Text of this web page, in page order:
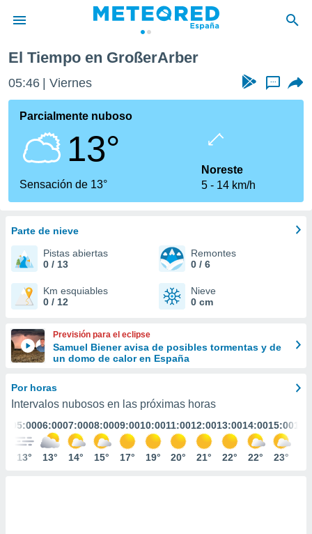
de
por
se
calidad.
a este
las
y
forma
basada
permite
coste.
a la
ACEPTAR
CONTINUAR
CONFIGURACIÓN
El Tiempo en GroßerArber
05:46 Viernes ...
Parcialmente nuboso
13°
Sensación de 13°
Noreste
5
14 km/h
Parte de nieve
Pistas abiertas
0 / 13
Remontes
0 / 6
Km esquiables
0 / 12
Nieve
0 cm
Previsión para el eclipse
Samuel Biener avisa de posibles tormentas y de
un domo de calor en España
Por horas
Intervalos nubosos en las próximas horas
05:00
13°
06:00
13°
07:00
14°
08:00
15°
09:00
17°
10:00
19°
11:00
20°
12:00
21°
13:00
22°
14:00
22°
15:00
23°